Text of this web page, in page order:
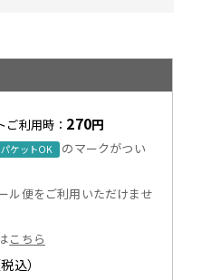
ご利用時： 270円
ケットOK
のマークがつい
ル便をご利用いただけませ
こちら
税込）